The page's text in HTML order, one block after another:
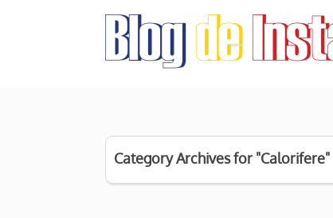
Category Archives for "Calorifere"